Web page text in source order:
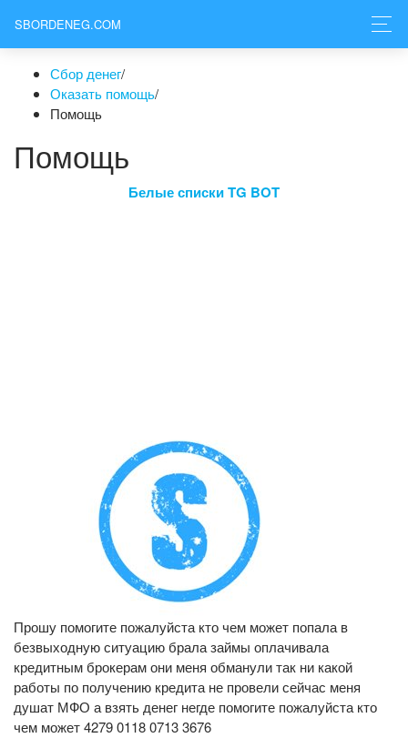
SBORDENEG.COM
Сбор денег/
Оказать помощь/
Помощь
Помощь
Белые списки TG BOT
Прошу помогите пожалуйста кто чем может попала в
безвыходную ситуацию брала займы оплачивала
кредитным брокерам они меня обманули так ни какой
работы по получению кредита не провели сейчас меня
душат МФО а взять денег негде помогите пожалуйста кто
чем может 4279 0118 0713 3676